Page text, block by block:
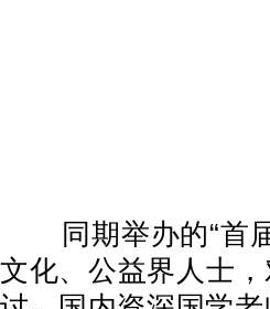
同期举办的“首届
文化、公益界人士